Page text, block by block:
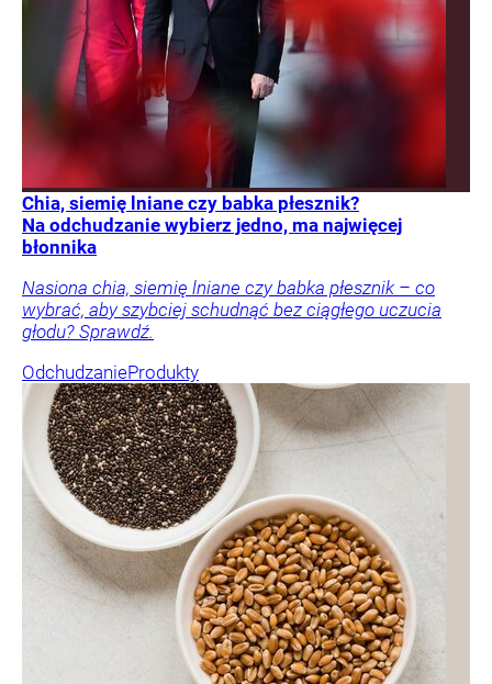
Chia, siemię lniane czy babka płesznik?
Na odchudzanie wybierz jedno, ma najwięcej
błonnika
Nasiona chia, siemię lniane czy babka płesznik – co
wybrać, aby szybciej schudnąć bez ciągłego uczucia
głodu? Sprawdź.
OdchudzanieProdukty